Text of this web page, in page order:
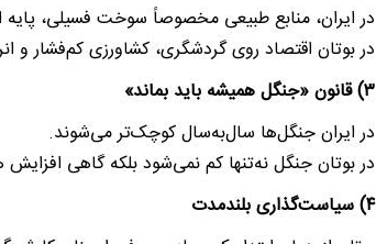
در ایران، منابع طبیعی مخصوصاً سوخت فسیلی،
در بوتان اقتصاد روی گردشگری، کشاورزی کم‌فشار و
۳) قانون «جنگل همیشه باید بماند»
در ایران جنگل‌ها سال‌به‌سال کوچک‌تر می‌شوند.
در بوتان جنگل نه‌تنها کم نمی‌شود بلکه گاهی
۴) سیاست‌گذاری بلندمدت